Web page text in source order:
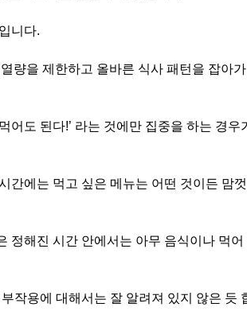
니다.
량을 제한하고 올바른 식사 패턴을 잡아가
어도 된다!’ 라는 것에만 집중을 하는 경우
간에는 먹고 싶은 메뉴는 어떤 것이든 맘껏
정해진 시간 안에서는 아무 음식이나 먹어
작용에 대해서는 잘 알려져 있지 않은 듯